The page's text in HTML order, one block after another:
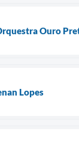
Ouro
Lopes